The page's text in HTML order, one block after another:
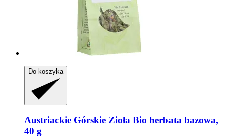
Do koszyka
Austriackie Górskie Zioła Bio herbata bazowa,
40 g